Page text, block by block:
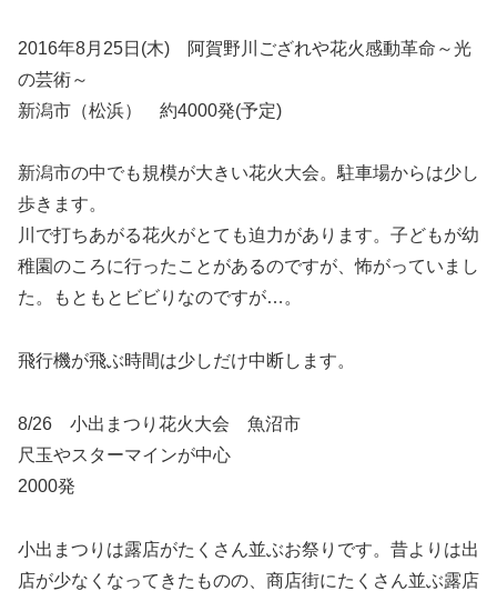
2016年8月25日(木) 阿賀野川ござれや花火感動革命～光
の芸術～
新潟市（松浜） 約4000発(予定)
新潟市の中でも規模が大きい花火大会。駐車場からは少し
歩きます。
川で打ちあがる花火がとても迫力があります。子どもが幼
稚園のころに行ったことがあるのですが、怖がっていまし
た。もともとビビりなのですが…。
飛行機が飛ぶ時間は少しだけ中断します。
8/26 小出まつり花火大会 魚沼市
尺玉やスターマインが中心
2000発
小出まつりは露店がたくさん並ぶお祭りです。昔よりは出
店が少なくなってきたものの、商店街にたくさん並ぶ露店